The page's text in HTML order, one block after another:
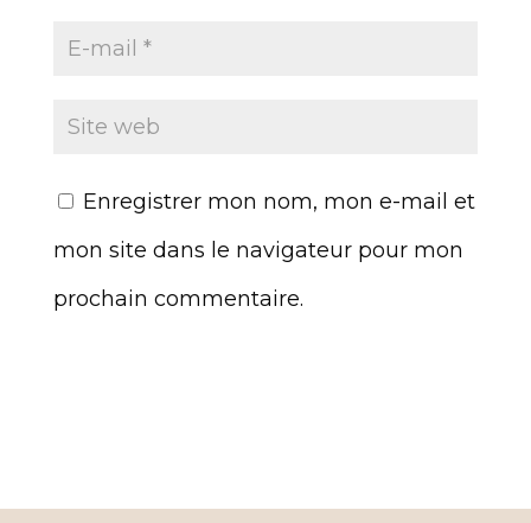
Enregistrer mon nom, mon e-mail et
mon site dans le navigateur pour mon
prochain commentaire.